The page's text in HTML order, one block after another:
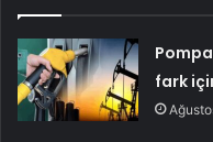
fark